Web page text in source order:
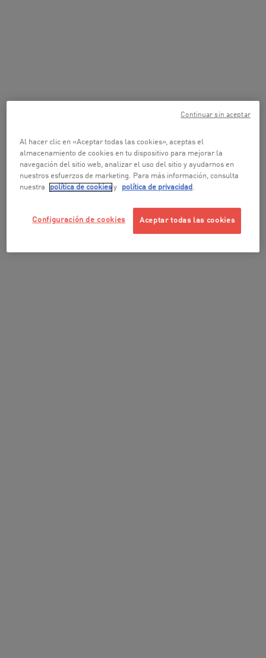
Al hacer clic en «Aceptar todas las cookies», aceptas el
almacenamiento de cookies en tu dispositivo para mejorar la
navegación del sitio web, analizar el uso del sitio y ayudarnos en
nuestros esfuerzos de marketing. Para más información, consulta
nuestra
política de cookies y política de privacidad.
Aceptar todas las cookies
Configuración de cookies
Continuar sin aceptar